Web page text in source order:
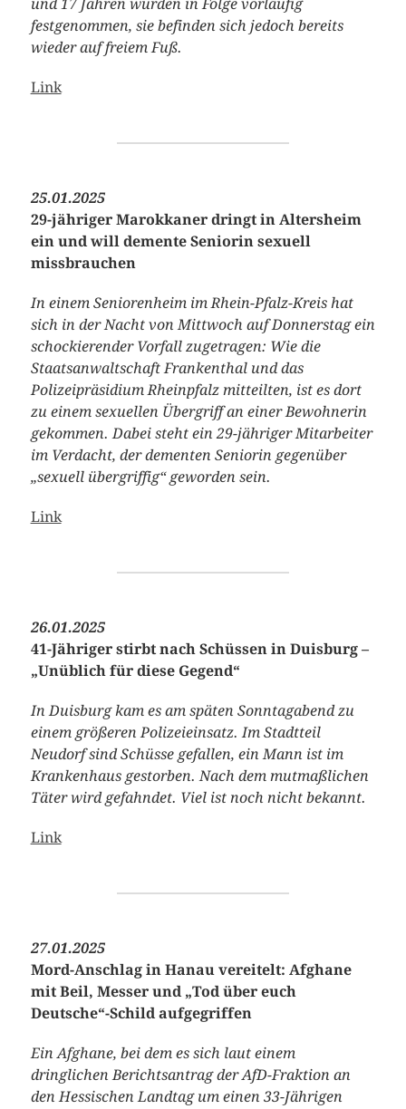
und 17 Jahren wurden in Folge vorläufig
festgenommen, sie befinden sich jedoch bereits
wieder auf freiem Fuß.
Link
25.01.2025
29-jähriger Marokkaner dringt in Altersheim
ein und will demente Seniorin sexuell
missbrauchen
In einem Seniorenheim im Rhein-Pfalz-Kreis hat
sich in der Nacht von Mittwoch auf Donnerstag ein
schockierender Vorfall zugetragen: Wie die
Staatsanwaltschaft Frankenthal und das
Polizeipräsidium Rheinpfalz mitteilten, ist es dort
zu einem sexuellen Übergriff an einer Bewohnerin
gekommen. Dabei steht ein 29-jähriger Mitarbeiter
im Verdacht, der dementen Seniorin gegenüber
„sexuell übergriffig“ geworden sein.
Link
26.01.2025
41-Jähriger stirbt nach Schüssen in Duisburg –
„Unüblich für diese Gegend“
In Duisburg kam es am späten Sonntagabend zu
einem größeren Polizeieinsatz. Im Stadtteil
Neudorf sind Schüsse gefallen, ein Mann ist im
Krankenhaus gestorben. Nach dem mutmaßlichen
Täter wird gefahndet. Viel ist noch nicht bekannt.
Link
27.01.2025
Mord-Anschlag in Hanau vereitelt: Afghane
mit Beil, Messer und „Tod über euch
Deutsche“-Schild aufgegriffen
Ein Afghane, bei dem es sich laut einem
dringlichen Berichtsantrag der AfD-Fraktion an
den Hessischen Landtag um einen 33-Jährigen